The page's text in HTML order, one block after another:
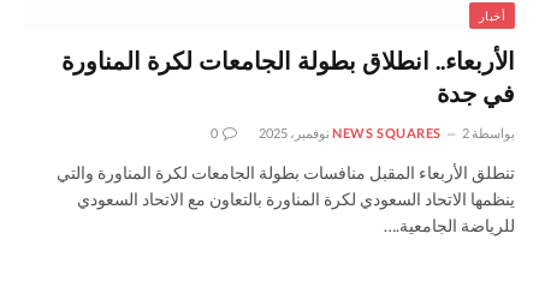
أخبار
الأربعاء.. انطلاق بطولة الجامعات لكرة المناورة
في جدة
بواسطة NEWS SQUARES 2 نوفمبر، 2025 0
تنطلق الأربعاء المقبل منافسات بطولة الجامعات لكرة المناورة والتي
ينظمها الاتحاد السعودي لكرة المناورة بالتعاون مع الاتحاد السعودي
للرياضة الجامعية.…